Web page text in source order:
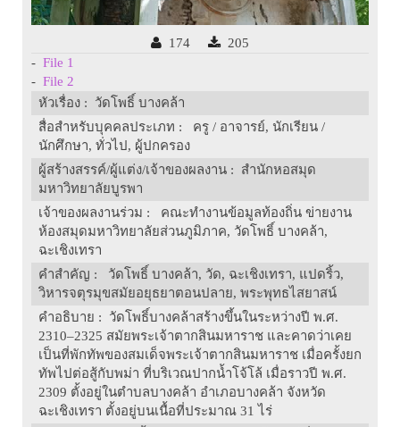
174
205
- File 1
- File 2
หัวเรื่อง : วัดโพธิ์ บางคล้า
สื่อสำหรับบุคคลประเภท : ครู / อาจารย์, นักเรียน /
นักศึกษา, ทั่วไป, ผู้ปกครอง
ผู้สร้างสรรค์/ผู้แต่ง/เจ้าของผลงาน : สำนักหอสมุด
มหาวิทยาลัยบูรพา
เจ้าของผลงานร่วม : คณะทำงานข้อมูลท้องถิ่น ข่ายงาน
ห้องสมุดมหาวิทยาลัยส่วนภูมิภาค, วัดโพธิ์ บางคล้า,
ฉะเชิงเทรา
คำสำคัญ : วัดโพธิ์ บางคล้า, วัด, ฉะเชิงเทรา, แปดริ้ว,
วิหารจตุรมุขสมัยอยุธยาตอนปลาย, พระพุทธไสยาสน์
คำอธิบาย : วัดโพธิ์บางคล้าสร้างขึ้นในระหว่างปี พ.ศ.
2310–2325 สมัยพระเจ้าตากสินมหาราช และคาดว่าเคย
เป็นที่พักทัพของสมเด็จพระเจ้าตากสินมหาราช เมื่อครั้งยก
ทัพไปต่อสู้กับพม่า ที่บริเวณปากน้ำโจ้โล้ เมื่อราวปี พ.ศ.
2309 ตั้งอยู่ในตำบลบางคล้า อำเภอบางคล้า จังหวัด
ฉะเชิงเทรา ตั้งอยู่บนเนื้อที่ประมาณ 31 ไร่